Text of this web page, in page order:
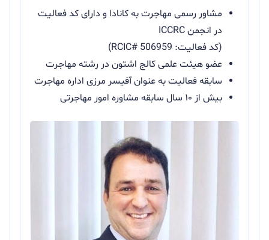
مشاور رسمی مهاجرت به کانادا و دارای کد فعالیت
در انجمن ICCRC
(کد فعالیت: RCIC# 506959)
عضو هیئت علمی کالج اشتون در رشته مهاجرت
سابقه فعالیت به عنوان آفیسر مرزی اداره مهاجرت
بیش از ۱۰ سال سابقه مشاوره امور مهاجرتی